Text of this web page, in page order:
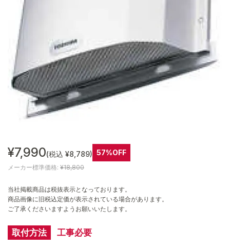
¥7,990(税込 ¥8,789) 57%OFF
メーカー標準価格: ¥18,800
当社掲載商品は税抜表示となっております。
商品画像に旧税込定価が表示されている場合があります。
ご了承くださいますようお願いいたします。
取付方法 工事必要